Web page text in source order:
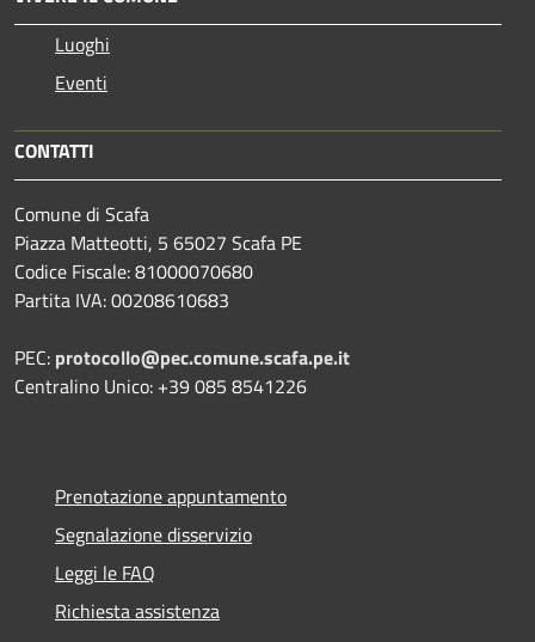
Luoghi
Eventi
CONTATTI
Comune di Scafa
Piazza Matteotti, 5 65027 Scafa PE
Codice Fiscale: 81000070680
Partita IVA: 00208610683
PEC: protocollo@pec.comune.scafa.pe.it
Centralino Unico: +39 085 8541226
Prenotazione appuntamento
Segnalazione disservizio
Leggi le FAQ
Richiesta assistenza